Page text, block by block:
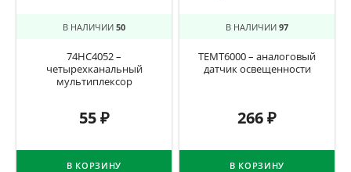
В НАЛИЧИИ 50
74HC4052 –
четырехканальный
мультиплексор
55₽
В КОРЗИНУ
В НАЛИЧИИ 97
TEMT6000 – аналоговый
датчик освещенности
266₽
В КОРЗИНУ